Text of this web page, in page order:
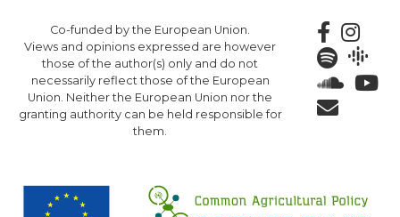
to
main
content
Co-funded by the European Union.
Views and opinions expressed are however
those of the author(s) only and do not
necessarily reflect those of the European
Union. Neither the European Union nor the
granting authority can be held responsible for
them.